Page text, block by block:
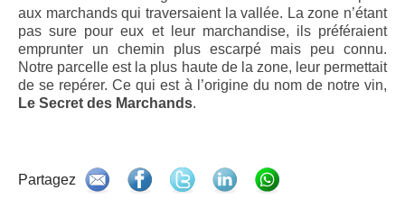
Boutique
Wine Style
Contact
aux marchands qui traversaient la vallée. La zone n’étant
pas sure pour eux et leur marchandise, ils préféraient
emprunter un chemin plus escarpé mais peu connu.
Notre parcelle est la plus haute de la zone, leur permettait
de se repérer. Ce qui est à l’origine du nom de notre vin,
Le Secret des Marchands.
Partagez